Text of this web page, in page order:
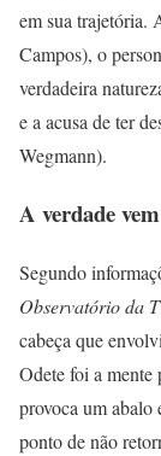
em sua trajetória.
Campos), o
verdadeira
e a acusa de ter
Wegmann).
A verdade
Segundo
Observatório da
cabeça que
Odete foi a mente
provoca um abalo
ponto de não